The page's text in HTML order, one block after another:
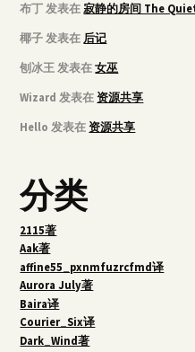
布丁 发表在 寂静的房间 The
椰子 发表在 后记
刨冰王 发表在女巫
Wizard 发表在资源共享
Hello 发表在资源共享
分类
2115著
Aak著
affine55_pxnmfuzrcfmd译
Aurora July著
Baira译
Courier_Six译
Dark_Wind著